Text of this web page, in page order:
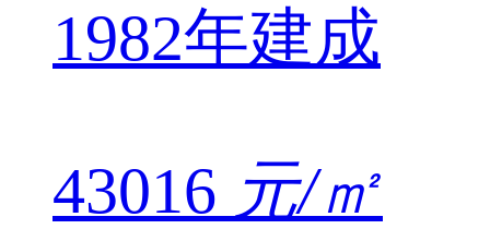
1982年建成
43016 元/㎡